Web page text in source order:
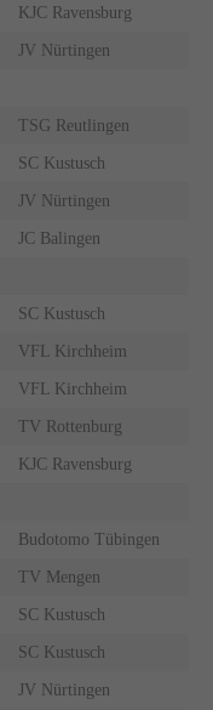
KJC Ravensburg
JV Nürtingen
TSG Reutlingen
SC Kustusch
JV Nürtingen
JC Balingen
SC Kustusch
VFL Kirchheim
VFL Kirchheim
TV Rottenburg
KJC Ravensburg
Budotomo Tübingen
TV Mengen
SC Kustusch
SC Kustusch
JV Nürtingen